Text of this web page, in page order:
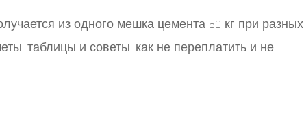
из одного мешка цемента 50 кг при разных
таблицы и советы, как не переплатить и не